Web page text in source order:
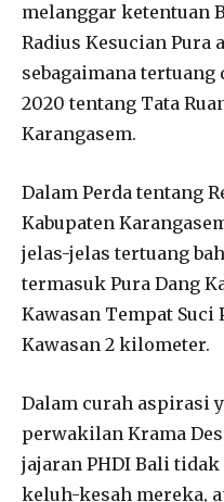
melanggar ketentuan
Radius Kesucian Pura
sebagaimana tertuang
2020 tentang Tata
Karangasem.
Dalam Perda tentang
Kabupaten
jelas-jelas tertuang
termasuk Pura Dang
Kawasan Tempat Suci
Kawasan 2 kilometer.
Dalam curah aspirasi
perwakilan Krama
jajaran PHDI Bali
keluh-kesah mereka,